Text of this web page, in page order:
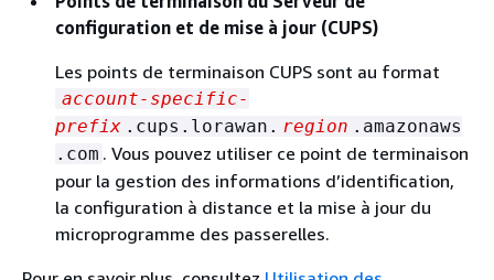
configuration et de mise à jour (CUPS)
Les points de terminaison CUPS sont au format
account-specific-
prefix .cups.lorawan. region .amazonaws
.com . Vous pouvez utiliser ce point de terminaison
pour la gestion des informations d’identification,
la configuration à distance et la mise à jour du
microprogramme des passerelles.